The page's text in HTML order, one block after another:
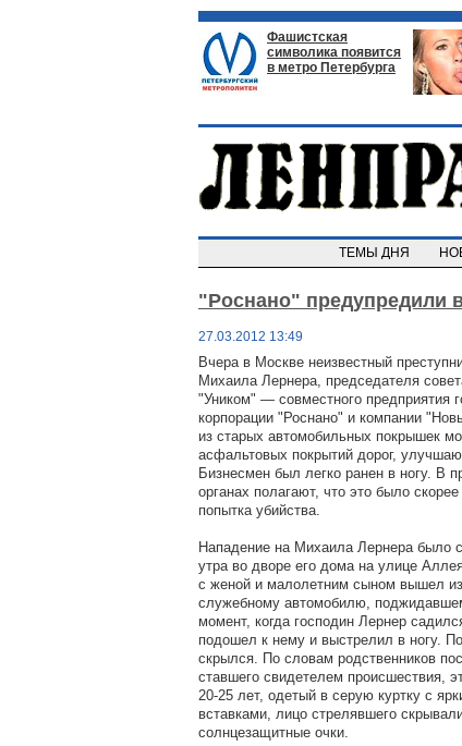
Фашистская
символика появится
в метро Петербурга
ТЕМЫ ДНЯ
"Роснано" предупредили
27.03.2012 13:49
Вчера в Москве неизвестный
Михаила Лернера, председателя
"Уником" — совместного предприятия
корпорации "Роснано" и компании
из старых автомобильных покрышек
асфальтовых покрытий дорог,
Бизнесмен был легко ранен в ногу. В
органах полагают, что это было
попытка убийства.
Нападение на Михаила Лернера было
утра во дворе его дома на улице
с женой и малолетним сыном вышел
служебному автомобилю,
момент, когда господин Лернер
подошел к нему и выстрелил в ногу.
скрылся. По словам родственников
ставшего свидетелем происшествия,
20-25 лет, одетый в серую куртку с
вставками, лицо стрелявшего
солнцезащитные очки.